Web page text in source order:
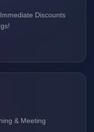
Discounts
& Meeting